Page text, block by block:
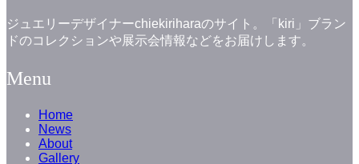
ジュエリーデザイナーchiekiriharaのサイト。「kiri」ブラン
ドのコレクションや展示会情報などをお届けします。
Menu
Home
News
About
Gallery